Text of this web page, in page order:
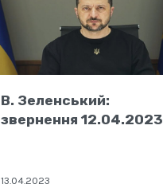
В. Зеленський:
звернення 12.04.2023
13.04.2023